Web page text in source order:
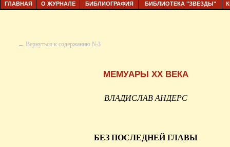
ГЛАВНАЯ О ЖУРНАЛЕ БИБЛИОГРАФИЯ БИБЛИОТЕКА "ЗВЕЗДЫ"
← Вернуться к содержанию №3
МЕМУАРЫ XXВЕКА
ВЛАДИСЛАВ АНДЕРС
БЕЗ ПОСЛЕДНЕЙ ГЛАВЫ